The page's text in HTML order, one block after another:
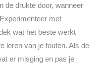
de drukte door, wanneer
met
wat het beste werkt
leren van je fouten. Als de
er misging en pas je